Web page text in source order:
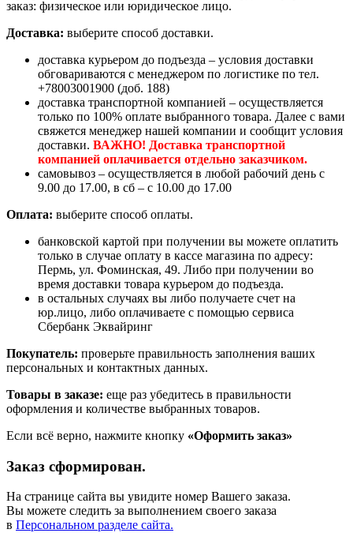
заказ: физическое или юридическое лицо.
Доставка: выберите способ доставки.
доставка курьером до подъезда – условия доставки
обговариваются с менеджером по логистике по тел.
+78003001900 (доб. 188)
доставка транспортной компанией – осуществляется
только по 100% оплате выбранного товара. Далее с вами
свяжется менеджер нашей компании и сообщит условия
доставки. ВАЖНО! Доставка транспортной
компанией оплачивается отдельно заказчиком.
самовывоз – осуществляется в любой рабочий день с
9.00 до 17.00, в сб – с 10.00 до 17.00
Оплата: выберите способ оплаты.
банковской картой при получении вы можете оплатить
только в случае оплату в кассе магазина по адресу:
Пермь, ул. Фоминская, 49. Либо при получении во
время доставки товара курьером до подъезда.
в остальных случаях вы либо получаете счет на
юр.лицо, либо оплачиваете с помощью сервиса
Сбербанк Эквайринг
Покупатель: проверьте правильность заполнения ваших
персональных и контактных данных.
Товары в заказе: еще раз убедитесь в правильности
оформления и количестве выбранных товаров.
Если всё верно, нажмите кнопку «Оформить заказ»
Заказ сформирован.
На странице сайта вы увидите номер Вашего заказа.
Вы можете следить за выполнением своего заказа
в Персональном разделе сайта.